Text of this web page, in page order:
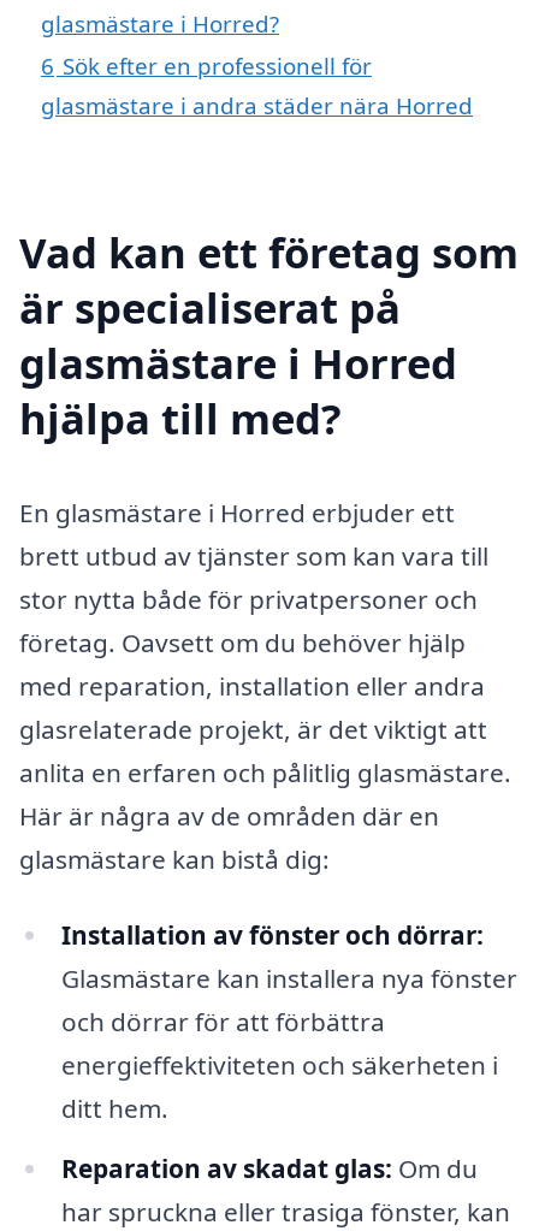
glasmästare i Horred?
6 Sök efter en professionell för
glasmästare i andra städer nära Horred
Vad kan ett företag som
är specialiserat på
glasmästare i Horred
hjälpa till med?
En glasmästare i Horred erbjuder ett
brett utbud av tjänster som kan vara till
stor nytta både för privatpersoner och
företag. Oavsett om du behöver hjälp
med reparation, installation eller andra
glasrelaterade projekt, är det viktigt att
anlita en erfaren och pålitlig glasmästare.
Här är några av de områden där en
glasmästare kan bistå dig:
Installation av fönster och dörrar:
Glasmästare kan installera nya fönster
och dörrar för att förbättra
energieffektiviteten och säkerheten i
ditt hem.
Reparation av skadat glas: Om du
har spruckna eller trasiga fönster, kan